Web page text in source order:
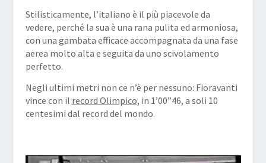
Stilisticamente, l’italiano è il più piacevole da
vedere, perché la sua è una rana pulita ed armoniosa,
con una gambata efficace accompagnata da una fase
aerea molto alta e seguita da uno scivolamento
perfetto.
Negli ultimi metri non ce n’è per nessuno: Fioravanti
vince con il record Olimpico, in 1’00”46, a soli 10
centesimi dal record del mondo.